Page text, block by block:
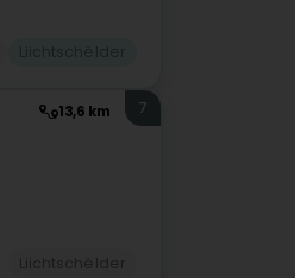
13,6 km 7